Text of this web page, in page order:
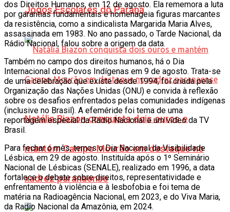
Jogos Escolares do Paraná
Natália Biazon conquista dois ouros e
mantém Campo Mourão em destaque no
xadrez paranaense
dos Direitos Humanos, em 12 de agosto. Ela rememora a luta
por garantias fundamentais e homenageia figuras marcantes
da resistência, como a sindicalista Margarida Maria Alves,
assassinada em 1983. No ano passado, o Tarde Nacional, da
Rádio Nacional, falou sobre a origem da data.
Também no campo dos direitos humanos, há o Dia
Internacional dos Povos Indígenas em 9 de agosto. Trata-se
de uma celebração que existe desde 1994, foi criada pela
Organização das Nações Unidas (ONU) e convida à reflexão
sobre os desafios enfrentados pelas comunidades indígenas
(inclusive no Brasil). A efeméride foi tema de uma
reportagem especial da Rádio Nacional e um vídeo da TV
Brasil.
Para fechar o mês, temos o Dia Nacional da Visibilidade
Lésbica, em 29 de agosto. Instituída após o 1º Seminário
Nacional de Lésbicas (SENALE), realizado em 1996, a data
fortalece o debate sobre direitos, representatividade e
enfrentamento à violência e à lesbofobia e foi tema de
matéria na Radioagência Nacional, em 2023, e do Viva Maria,
da Radio Nacional da Amazônia, em 2024.